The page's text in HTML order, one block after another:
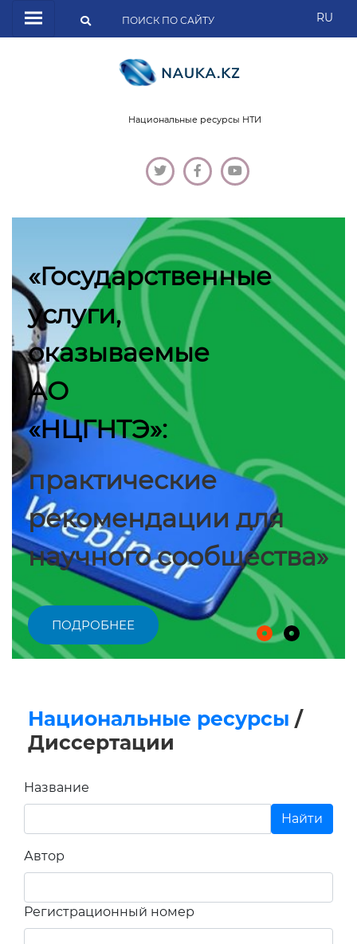
RU
Национальные ресурсы НТИ
для
Касым-Жомарт
Токаев:
«Казахстан
превращается
в региональный
академический и
исследовательский
ПОДРОБНЕЕ
Национальные ресурсы/
Диссертации
Отрасль науки
Ключевые слова